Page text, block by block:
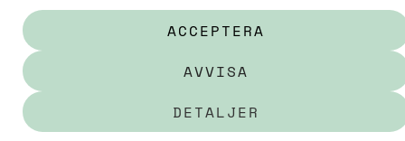
ACCEPTERA
AVVISA
DETALJER
Social media